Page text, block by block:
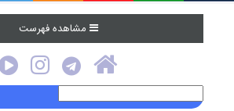
مشاهده فهرست